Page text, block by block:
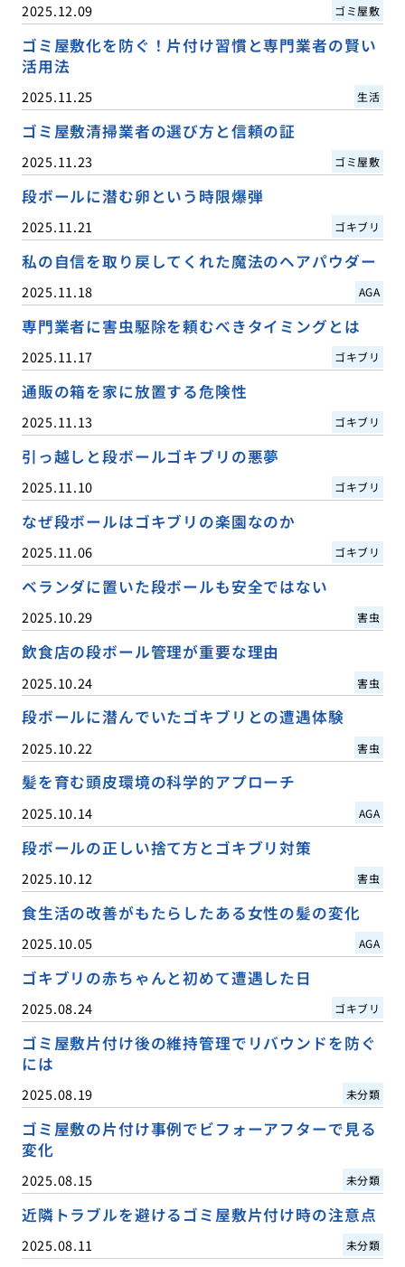
2025.12.09 ゴミ屋敷
ゴミ屋敷化を防ぐ！片付け習慣と専門業者の賢い
活用法
2025.11.25 生活
ゴミ屋敷清掃業者の選び方と信頼の証
2025.11.23 ゴミ屋敷
段ボールに潜む卵という時限爆弾
2025.11.21 ゴキブリ
私の自信を取り戻してくれた魔法のヘアパウダー
2025.11.18 AGA
専門業者に害虫駆除を頼むべきタイミングとは
2025.11.17 ゴキブリ
通販の箱を家に放置する危険性
2025.11.13 ゴキブリ
引っ越しと段ボールゴキブリの悪夢
2025.11.10 ゴキブリ
なぜ段ボールはゴキブリの楽園なのか
2025.11.06 ゴキブリ
ベランダに置いた段ボールも安全ではない
2025.10.29 害虫
飲食店の段ボール管理が重要な理由
2025.10.24 害虫
段ボールに潜んでいたゴキブリとの遭遇体験
2025.10.22 害虫
髪を育む頭皮環境の科学的アプローチ
2025.10.14 AGA
段ボールの正しい捨て方とゴキブリ対策
2025.10.12 害虫
食生活の改善がもたらしたある女性の髪の変化
2025.10.05 AGA
ゴキブリの赤ちゃんと初めて遭遇した日
2025.08.24 ゴキブリ
ゴミ屋敷片付け後の維持管理でリバウンドを防ぐ
には
2025.08.19 未分類
ゴミ屋敷の片付け事例でビフォーアフターで見る
変化
2025.08.15 未分類
近隣トラブルを避けるゴミ屋敷片付け時の注意点
2025.08.11 未分類